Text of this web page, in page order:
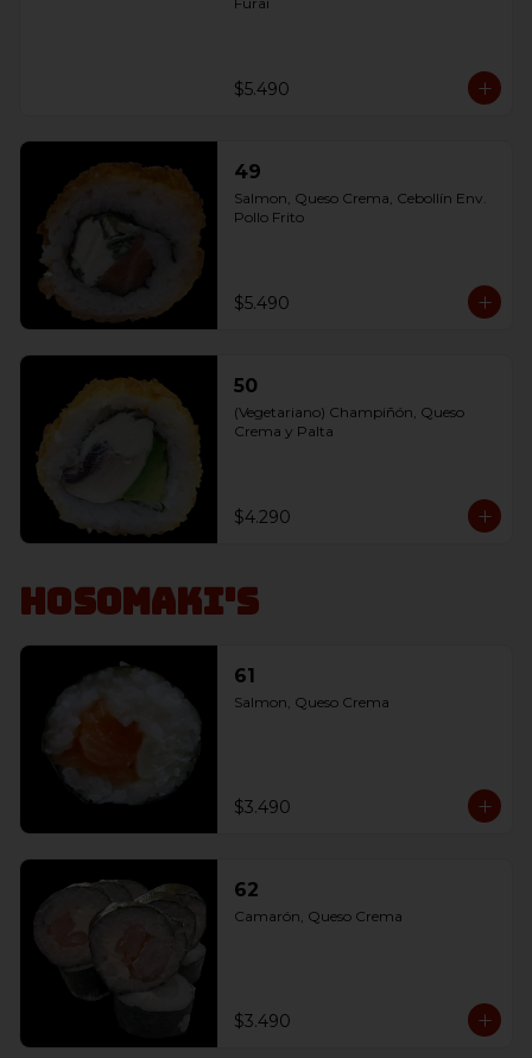
$5.490
49
Salmon, Queso Crema, Cebollín Env.
Pollo Frito
$5.490
50
(Vegetariano) Champiñón, Queso
Crema y Palta
$4.290
Hosomaki's
61
Salmon, Queso Crema
$3.490
62
Camarón, Queso Crema
$3.490